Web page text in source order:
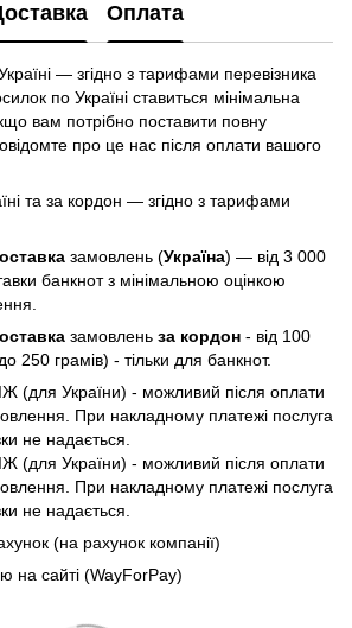
Оплата
— згідно з тарифами перевізника
по Україні ставиться мінімальна
вам потрібно поставити повну
про це нас після оплати вашого
та за кордон — згідно з тарифами
замовлень (Україна) — від 3 000
банкнот з мінімальною оцінкою
замовлень за кордон - від 100
250 грамів) - тільки для банкнот.
України) - можливий після оплати
При накладному платежі послуга
не надається.
України) - можливий після оплати
При накладному платежі послуга
не надається.
(на рахунок компанії)
на сайті (WayForPay)